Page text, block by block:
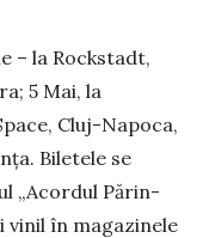
– la Rock­stadt,
5 Mai, la
Cluj-Napoca,
Biletele se
„Acordul Părin­
vinil în maga­zinele